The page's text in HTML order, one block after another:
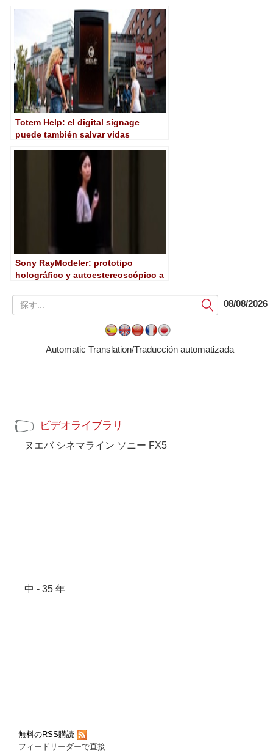
Totem Help: el digital signage
puede también salvar vidas
Sony RayModeler: prototipo
holográfico y autoestereoscópico a
提
出
08/08/2026
Automatic Translation/Traducción automatizada
ビデオライブラリ
ヌエバ シネマライン ソニー FX5
中 - 35 年
無料のRSS購読
フィードリーダーで直接